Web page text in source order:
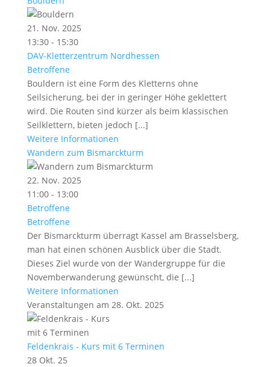
21. Nov. 2025
13:30 - 15:30
DAV-Kletterzentrum Nordhessen
Betroffene
Bouldern ist eine Form des Kletterns ohne
Seilsicherung, bei der in geringer Höhe geklettert
wird. Die Routen sind kürzer als beim klassischen
Seilklettern, bieten jedoch [...]
Weitere Informationen
Wandern zum Bismarckturm
22. Nov. 2025
11:00 - 13:00
Betroffene
Betroffene
Der Bismarckturm überragt Kassel am Brasselsberg,
man hat einen schönen Ausblick über die Stadt.
Dieses Ziel wurde von der Wandergruppe für die
Novemberwanderung gewünscht, die [...]
Weitere Informationen
Veranstaltungen am 28. Okt. 2025
Feldenkrais - Kurs mit 6 Terminen
28 Okt. 25